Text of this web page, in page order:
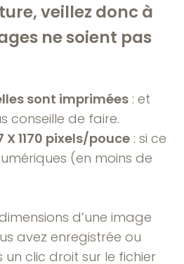
veillez donc à
ne soient pas
sont imprimées : et
conseille de faire.
1170 pixels/pouce : si ce
(en moins de
d’une image
avez enregistrée ou
clic droit sur le fichier